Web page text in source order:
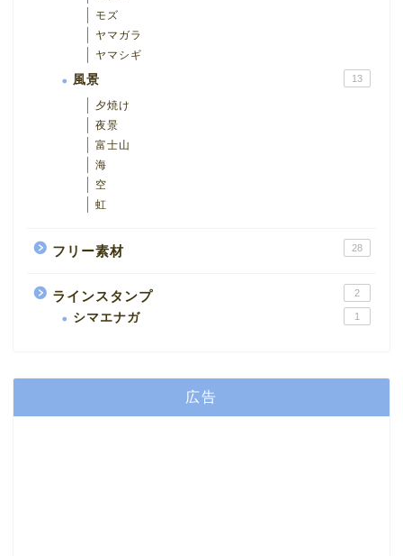
モズ
ヤマガラ
ヤマシギ
風景 13
夕焼け
夜景
富士山
海
空
虹
フリー素材 28
ラインスタンプ 2
シマエナガ 1
広告